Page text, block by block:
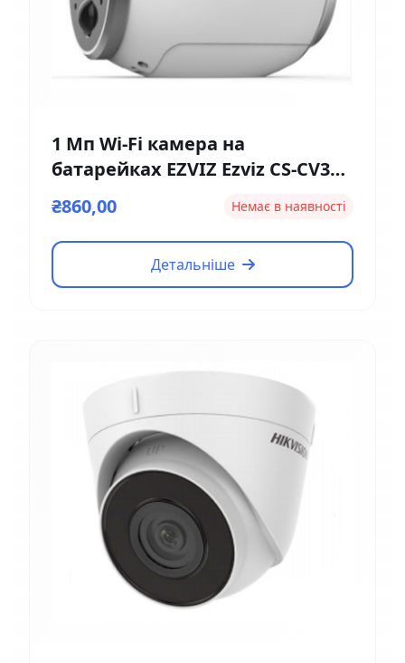
1 Мп Wi-Fi камера на
батарейках EZVIZ Ezviz CS-CV316
(2мм)
₴860,00 Немає в наявності
Детальніше